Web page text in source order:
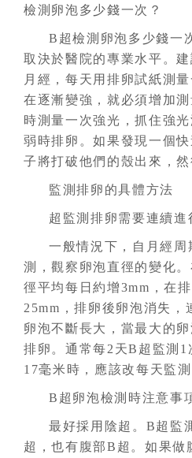
檢測卵泡多少錢一次？
B超檢測卵泡多少錢一
取決於醫院的專業水平。建
月經，每天用排卵試紙測
在逐漸變強，就必須增加
時測量一次強光，抓住強
弱時排卵。如果發現一個
子將打破他們的殼出來，然
監測排卵的具體方法
超監測排卵需要連續進
一般情況下，自月經周
測，觀察卵泡直徑的變化
徑平均每日約增3mm，在
25mm，排卵後卵泡消失，
卵泡不斷長大，當最大的
排卵。通常每2天B超監測1
17毫米時，應該改每天監測
B超卵泡檢測時注意事
最好採用陰超。B超監
超，也有腹部B超。如果做